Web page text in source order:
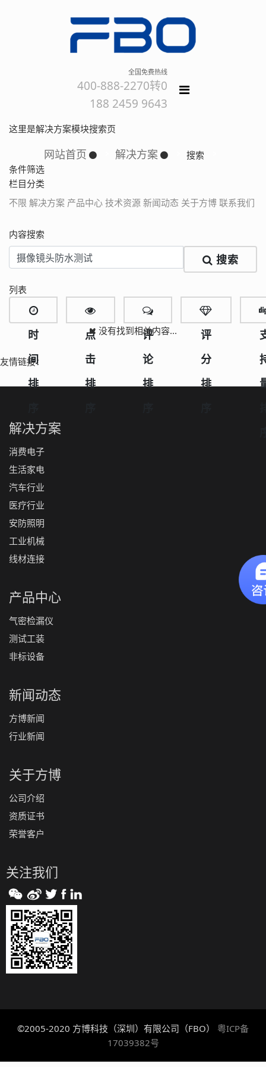
全国免费热线
400-888-2270转0
188 2459 9643
这里是解决方案模块搜索页
网站首页 解决方案
搜索
条件筛选
栏目分类
不限 解决方案 产品中心 技术资源 新闻动态 关于方博 联系我们
内容搜索
搜索
列表
时
间
排
点
击
排
评
论
排
评
分
排
没有找到相关内容...
友情链接：
解决方案
消费电子
生活家电
汽车行业
医疗行业
安防照明
工业机械
线材连接
产品中心
气密检漏仪
测试工装
非标设备
新闻动态
方博新闻
行业新闻
关于方博
公司介绍
资质证书
荣誉客户
关注我们
©2005-2020 方博科技（深圳）有限公司（FBO） 粤ICP备
17039382号